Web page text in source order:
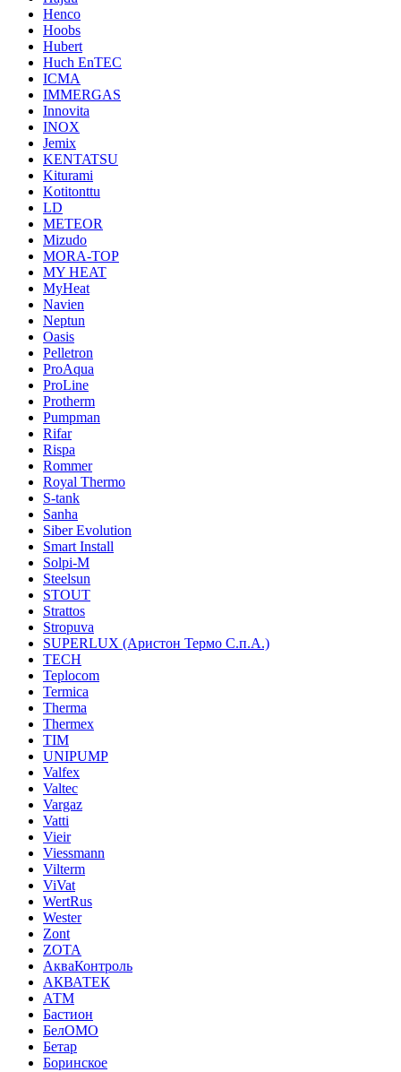
Henco
Hoobs
Hubert
Huch EnTEC
ICMA
IMMERGAS
Innovita
INOX
Jemix
KENTATSU
Kiturami
Kotitonttu
LD
METEOR
Mizudo
MORA-TOP
MY HEAT
MyHeat
Navien
Neptun
Oasis
Pelletron
ProAqua
ProLine
Protherm
Pumpman
Rifar
Rispa
Rommer
Royal Thermo
S-tank
Sanha
Siber Evolution
Smart Install
Solpi-M
Steelsun
STOUT
Strattos
Stropuva
SUPERLUX (Аристон Термо С.п.А.)
TECH
Teplocom
Termica
Therma
Thermex
TIM
UNIPUMP
Valfex
Valtec
Vargaz
Vatti
Vieir
Viessmann
Vilterm
ViVat
WertRus
Wester
Zont
ZOTA
АкваКонтроль
АКВАТЕК
АТМ
Бастион
БелОМО
Бетар
Боринское